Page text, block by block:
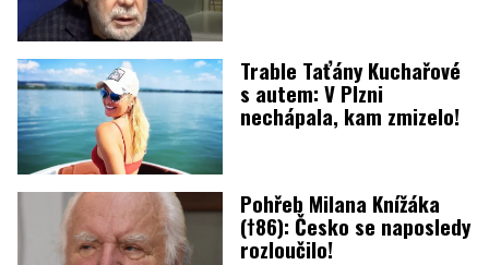
Trable Taťány Kuchařové
s autem: V Plzni
nechápala, kam zmizelo!
Pohřeb Milana Knížáka
(†86): Česko se naposledy
rozloučilo!